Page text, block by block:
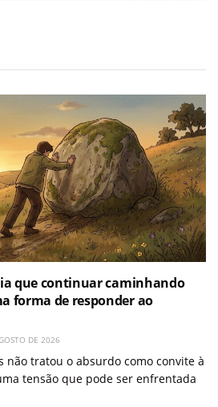
que continuar caminhando
forma de responder ao
DE 2026
não tratou o absurdo como convite à
tensão que pode ser enfrentada